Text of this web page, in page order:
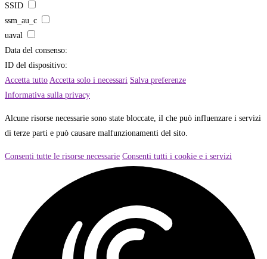
SSID
ssm_au_c
uaval
Data del consenso:
ID del dispositivo:
Accetta tutto Accetta solo i necessari Salva preferenze
Informativa sulla privacy
Alcune risorse necessarie sono state bloccate, il che può influenzare i servizi
di terze parti e può causare malfunzionamenti del sito.
Consenti tutte le risorse necessarie Consenti tutti i cookie e i servizi